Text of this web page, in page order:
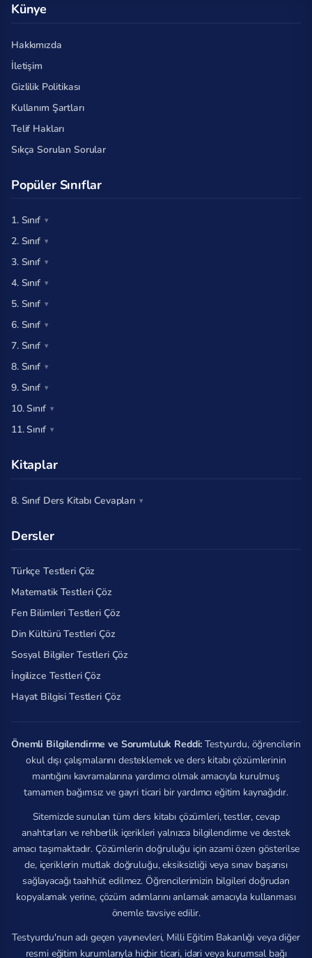
Künye
Hakkımızda
İletişim
Gizlilik Politikası
Kullanım Şartları
Telif Hakları
Sıkça Sorulan Sorular
Popüler Sınıflar
1. Sınıf
2. Sınıf
3. Sınıf
4. Sınıf
5. Sınıf
6. Sınıf
7. Sınıf
8. Sınıf
9. Sınıf
10. Sınıf
11. Sınıf
Kitaplar
8. Sınıf Ders Kitabı Cevapları
Dersler
Türkçe Testleri Çöz
Matematik Testleri Çöz
Fen Bilimleri Testleri Çöz
Din Kültürü Testleri Çöz
Sosyal Bilgiler Testleri Çöz
İngilizce Testleri Çöz
Hayat Bilgisi Testleri Çöz
Önemli Bilgilendirme ve Sorumluluk Reddi: Testyurdu, öğrencilerin
okul dışı çalışmalarını desteklemek ve ders kitabı çözümlerinin
mantığını kavramalarına yardımcı olmak amacıyla kurulmuş
tamamen bağımsız ve gayri ticari bir yardımcı eğitim kaynağıdır.
Sitemizde sunulan tüm ders kitabı çözümleri, testler, cevap
anahtarları ve rehberlik içerikleri yalnızca bilgilendirme ve destek
amacı taşımaktadır. Çözümlerin doğruluğu için azami özen gösterilse
de, içeriklerin mutlak doğruluğu, eksiksizliği veya sınav başarısı
sağlayacağı taahhüt edilmez. Öğrencilerimizin bilgileri doğrudan
kopyalamak yerine, çözüm adımlarını anlamak amacıyla kullanması
önemle tavsiye edilir.
Testyurdu'nun adı geçen yayınevleri, Milli Eğitim Bakanlığı veya diğer
resmi eğitim kurumlarıyla hiçbir ticari, idari veya kurumsal bağı